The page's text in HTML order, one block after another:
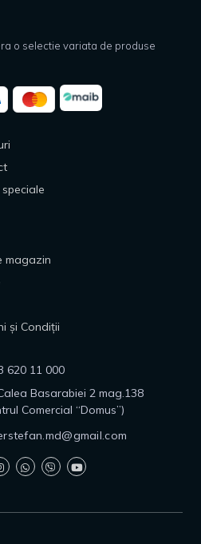
o selectie variata de produse
magazin
și Condiții
620 11 000
Basarabiei 2 mag.138
Comercial “Domus”)